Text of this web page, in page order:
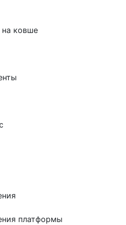
на ковше
платформы